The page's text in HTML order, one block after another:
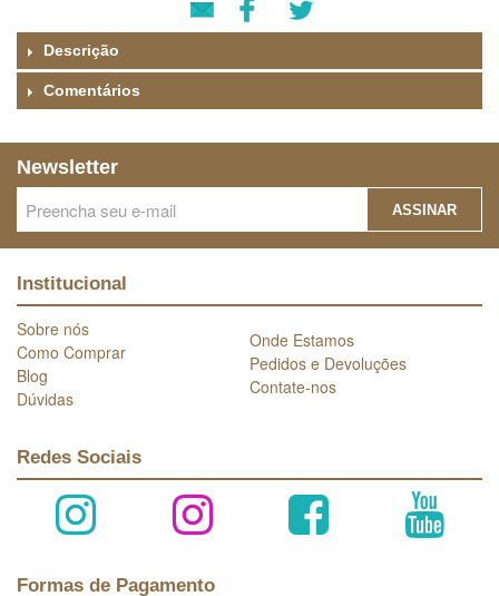
Descrição
Comentários
Newsletter
ASSINAR
Institucional
Sobre nós
Como Comprar
Blog
Dúvidas
Onde Estamos
Pedidos e Devoluções
Contate-nos
Redes Sociais
Formas de Pagamento